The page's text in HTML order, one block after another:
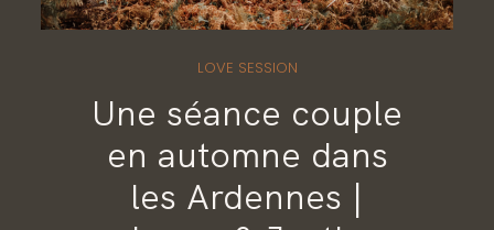
CONTACT
GALERIES PRIVÉES
LOVE SESSION
Une séance couple
en automne dans
les Ardennes |